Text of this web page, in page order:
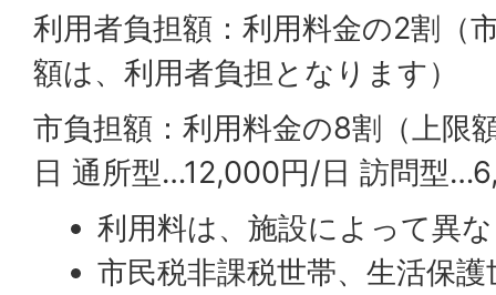
利用者負担額：利用料金の2割（
額は、利用者負担となります）
市負担額：利用料金の8割（上限
日 通所型…12,000円/日 訪問型
利用料は、施設によって異
市民税非課税世帯、生活保